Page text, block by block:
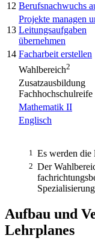
12 Berufsnachwuchs
13
Projekte managen
Leitungsaufgaben
übernehmen
14 Facharbeit erstellen
Wahlbereich2
Zusatzausbildung
Fachhochschulreife
Mathematik II
Englisch
1 Es werden die
2 Der
Aufbau und
Lehrplanes